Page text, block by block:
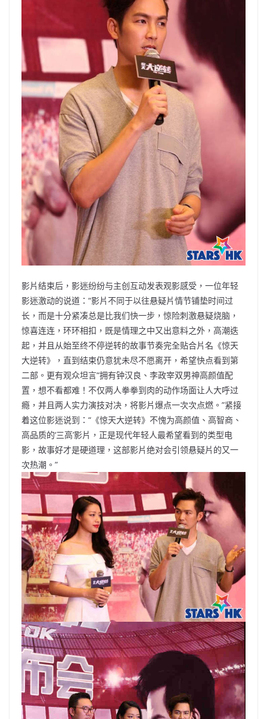
影片结束后，影迷纷纷与主创互动发表观影感受，一位年轻
影迷激动的说道：“影片不同于以往悬疑片情节铺垫时间过
长，而是十分紧凑总是比我们快一步，惊险刺激悬疑烧脑，
惊喜连连，环环相扣，既是情理之中又出意料之外，高潮迭
起，并且从始至终不停逆转的故事节奏完全贴合片名《惊天
大逆转》，直到结束仍意犹未尽不愿离开，希望快点看到第
二部。更有观众坦言“拥有钟汉良、李政宰双男神高颜值配
置，想不看都难！不仅两人拳拳到肉的动作场面让人大呼过
瘾，并且两人实力演技对决，将影片爆点一次次点燃。”紧接
着这位影迷说到：“《惊天大逆转》不愧为高颜值、高智商、
高品质的‘三高’影片，正是现代年轻人最希望看到的类型电
影，故事好才是硬道理，这部影片绝对会引领悬疑片的又一
次热潮。”